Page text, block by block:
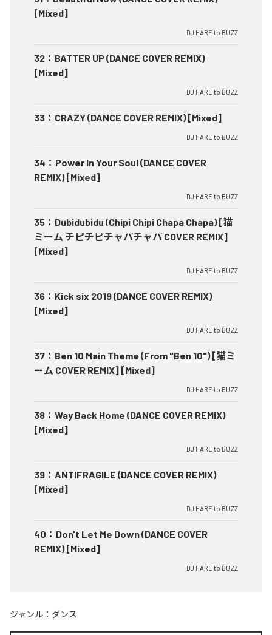
[Mixed]
DJ HARE to BUZZ
32 ： BATTER UP (DANCE COVER REMIX)
[Mixed]
DJ HARE to BUZZ
33 ： CRAZY (DANCE COVER REMIX) [Mixed]
DJ HARE to BUZZ
34 ： Power In Your Soul (DANCE COVER
REMIX) [Mixed]
DJ HARE to BUZZ
35 ： Dubidubidu (Chipi Chipi Chapa Chapa) [猫
ミーム チピチピチャパチャパ COVER REMIX]
[Mixed]
DJ HARE to BUZZ
36 ： Kick six 2019 (DANCE COVER REMIX)
[Mixed]
DJ HARE to BUZZ
37 ： Ben 10 Main Theme (From "Ben 10") [猫ミ
ーム COVER REMIX] [Mixed]
DJ HARE to BUZZ
38 ： Way Back Home (DANCE COVER REMIX)
[Mixed]
DJ HARE to BUZZ
39 ： ANTIFRAGILE (DANCE COVER REMIX)
[Mixed]
DJ HARE to BUZZ
40 ： Don't Let Me Down (DANCE COVER
REMIX) [Mixed]
DJ HARE to BUZZ
ジャンル： ダンス